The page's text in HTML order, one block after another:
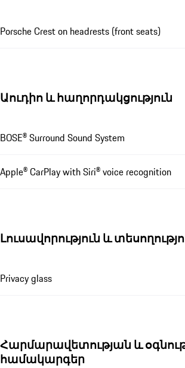
Porsche Crest on headrests (front seats)
Աուդիո և հաղորդակցություն
BOSE® Surround Sound System
Apple® CarPlay with Siri® voice recognition
Լուսավորություն և
Privacy glass
Հարմարավետության և
համակարգեր